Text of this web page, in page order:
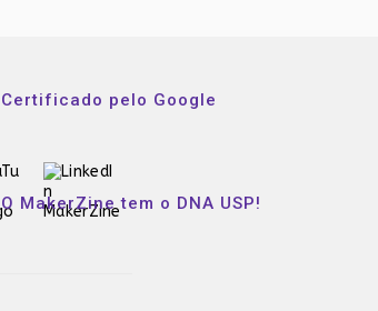
Certificado pelo Google
O MakerZine tem o DNA USP!